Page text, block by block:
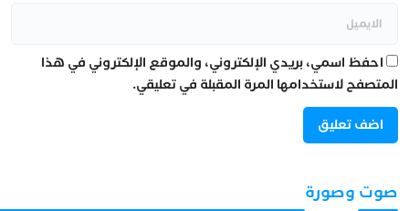
احفظ اسمي، بريدي الإلكتروني، والموقع الإلكتروني في هذا
المتصفح لاستخدامها المرة المقبلة في تعليقي.
صوت وصورة